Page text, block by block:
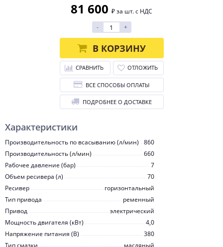
Характеристики
Производительность по всасыванию (л/мин)
860
Производительность (л/мин)
660
Рабочее давление (бар)
7
Объем ресивера (л)
70
Ресивер
горизонтальный
Тип привода
ременный
Привод
электрический
Мощность двигателя (кВт)
4,0
Напряжение питания (В)
380
Тип смазки
масляный
81 600 ₽ за шт. с НДС
-
+
В КОРЗИНУ
СРАВНИТЬ ОТЛОЖИТЬ
ВСЕ СПОСОБЫ ОПЛАТЫ
ПОДРОБНЕЕ О ДОСТАВКЕ